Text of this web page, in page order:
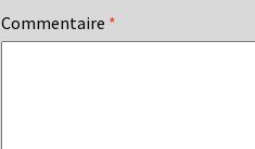
Commentaire *